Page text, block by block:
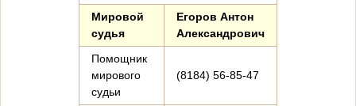
Мировой
судья
Егоров Антон
Александрович
Помощник
мирового
судьи
(8184) 56-85-47